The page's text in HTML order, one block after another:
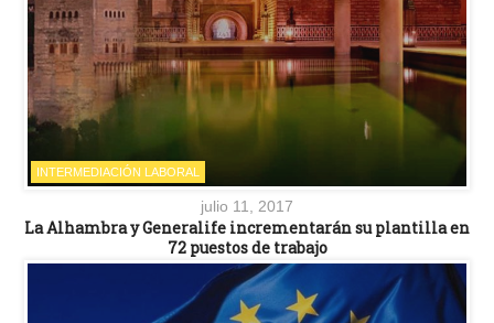
INTERMEDIACIÓN LABORAL
julio 11, 2017
La Alhambra y Generalife incrementarán su plantilla en
72 puestos de trabajo